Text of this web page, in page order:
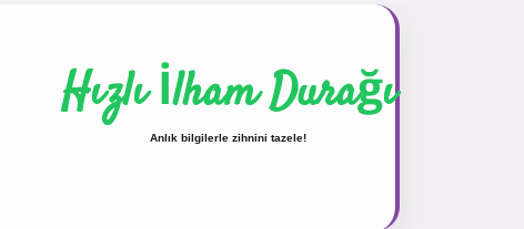
Hızlı İlham Durağı
Anlık bilgilerle zihnini tazele!